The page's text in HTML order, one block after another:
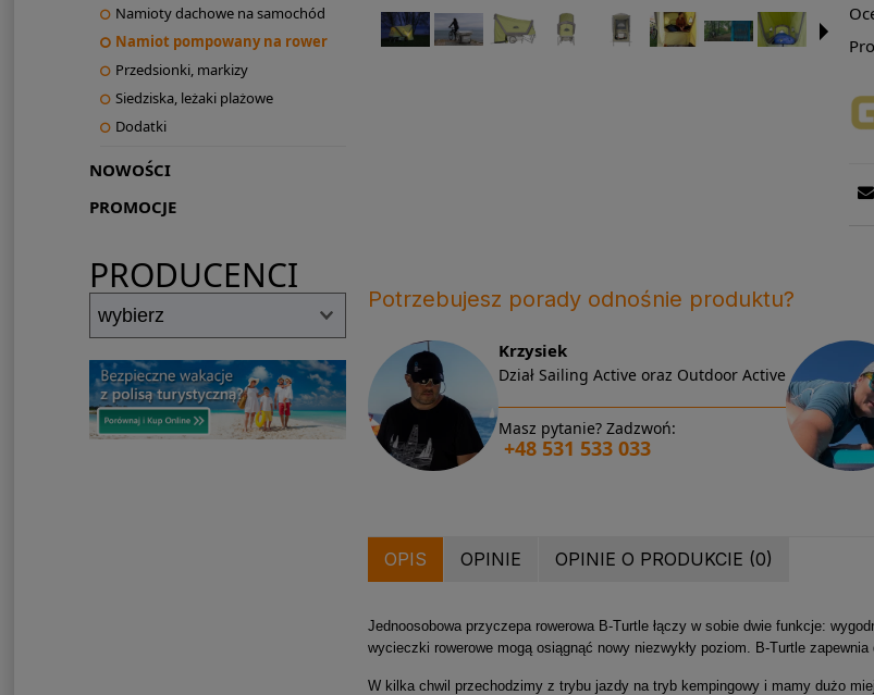
Namioty dachowe na samochód
Namiot pompowany na rower
Przedsionki, markizy
Siedziska, leżaki plażowe
Dodatki
NOWOŚCI
PROMOCJE
PRODUCENCI
Potrzebujesz porady odnośnie produktu?
Krzysiek
Dział Sailing Active oraz Outdoor Active
Masz pytanie? Zadzwoń:
+48 531 533 033
OPIS OPINIE OPINIE O PRODUKCIE (0)
Jednoosobowa przyczepa rowerowa B-Turtle łączy w sobie dwie funkcje:
wycieczki rowerowe mogą osiągnąć nowy niezwykłypoziom. B-Turtle zapewnia
W kilka chwil przechodzimy z trybu jazdy na tryb kempingowy i mamy dużo